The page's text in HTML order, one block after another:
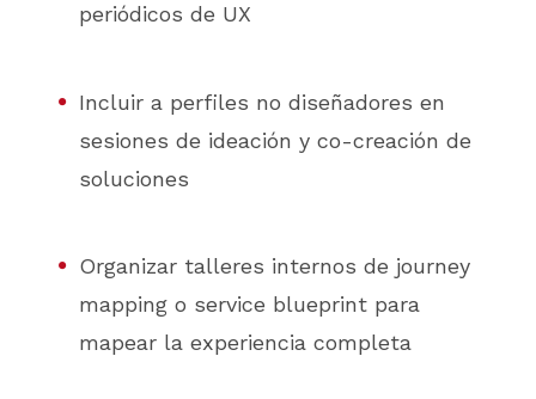
periódicos de UX
Incluir a perfiles no diseñadores en
sesiones de ideación y co-creación de
soluciones
Organizar talleres internos de journey
mapping o service blueprint para
mapear la experiencia completa